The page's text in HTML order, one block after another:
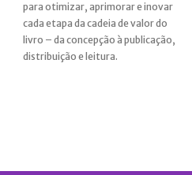
distribuição e leitura.